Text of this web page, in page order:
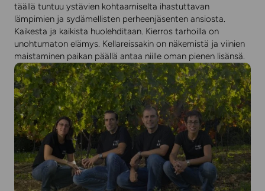
täällä tuntuu ystävien kohtaamiselta ihastuttavan
lämpimien ja sydämellisten perheenjäsenten ansiosta.
Kaikesta ja kaikista huolehditaan. Kierros tarhoilla on
unohtumaton elämys. Kellareissakin on näkemistä ja viinien
maistaminen paikan päällä antaa niille oman pienen lisänsä.